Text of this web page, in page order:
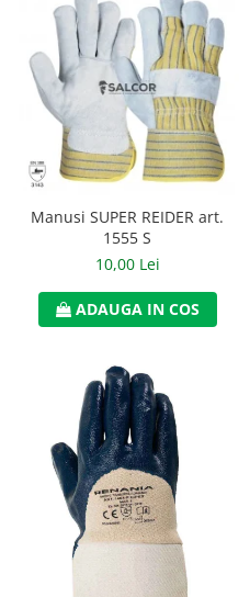
Manusi SUPER REIDER art.
1555 S
10,00 Lei
ADAUGA IN COS